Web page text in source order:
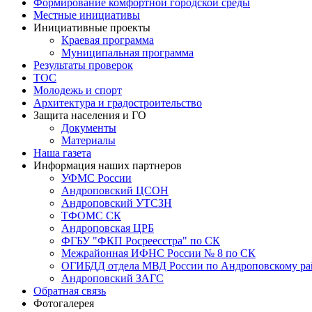
Местные инициативы
Инициативные проекты
Краевая программа
Муниципальная программа
Результаты проверок
ТОС
Молодежь и спорт
Архитектура и градостроительство
Защита населения и ГО
Документы
Материалы
Наша газета
Информация наших партнеров
УФМС России
Андроповский ЦСОН
Андроповский УТСЗН
ТФОМС СК
Андроповская ЦРБ
ФГБУ "ФКП Росреесстра" по СК
Межрайонная ИФНС России № 8 по СК
ОГИБДД отдела МВД России по Андроповскому
Андроповский ЗАГС
Обратная связь
Фотогалерея